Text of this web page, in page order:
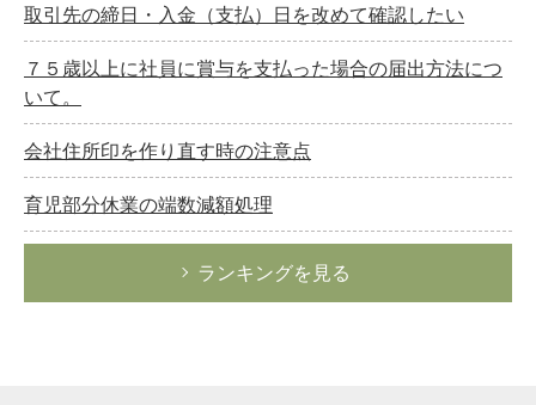
取引先の締日・入金（支払）日を改めて確認したい
７５歳以上に社員に賞与を支払った場合の届出方法につ
いて。
会社住所印を作り直す時の注意点
育児部分休業の端数減額処理
ランキングを見る